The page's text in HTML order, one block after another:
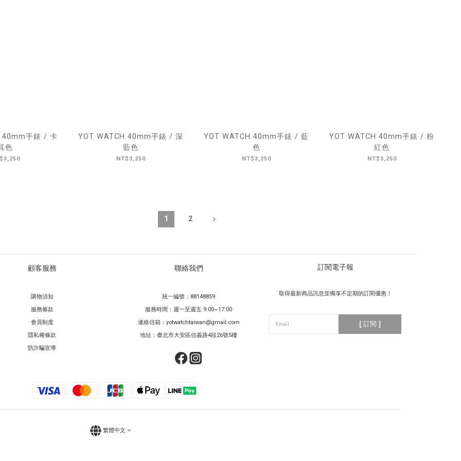
40mm手錶 / 卡
色
YOT WATCH 40mm手錶 / 深
藍色
NT$3,250
YOT WATCH 40mm手錶 / 藍
色
NT$3,250
YOT WATCH 40mm手錶 / 粉
紅色
NT$3,250
1 2
顧客服務
購物須知
服務條款
會員制度
隱私權條款
防詐騙宣導
聯絡我們
統一編號：88148859
服務時間：週一至週五 9:00~17:00
連絡信箱：yotwatchtaiwan@gmail.com
地址：臺北市大安區信義路4段26號5樓
訂閱電子報
取得最新商品訊息並獨享不定期的訂閱優惠！
⟦ 訂閱 ⟧
繁體中文